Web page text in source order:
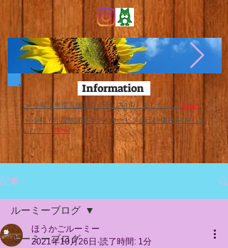
Information
​ ➢ 令和７年度支援プログラムをUPしました！ New!
​ ➢ 令和７年度放課後等デイサービス自己評価表をUPしま
した！
New!
記事
ルーミーブログ
ルーミーブログ
ほうかごルーミー
2021年10月26日 読了時間: 1分